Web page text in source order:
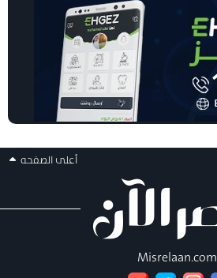
أعلى الصفحه
Misrelaan.com